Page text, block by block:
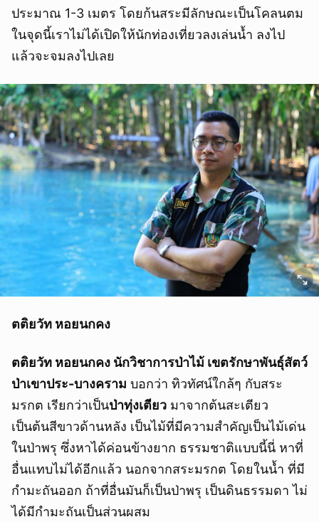
ประมาณ 1-3 เมตร โดยก้นสระมีลักษณะเป็นโคลนตม
ในจุดนี้เราไม่ได้เปิดให้นักท่องเที่ยวลงเล่นน้ำ ลงไป
แล้วจะจมลงไปเลย
ตติยวัท หอยนกคง
ตติยวัท หอยนกคง นักวิชาการป่าไม้ เขตรักษาพันธุ์สัตว์
ป่าเขาประ-บางคราม บอกว่า ทิวทัศน์ใกล้ๆ กับสระ
มรกต เรียกว่าเป็นป่าทุ่งเตียว มาจากต้นสะเตียว
เป็นต้นสีขาวด้านหลัง เป็นไม้ที่มีความสำคัญเป็นไม้เด่น
ในป่าพรุ ซึ่งหาได้ค่อนข้างยาก ธรรมชาติแบบนี้นี่ หาที่
อื่นแทบไม่ได้อีกแล้ว นอกจากสระมรกต โดยในน้ำ ที่มี
กำมะถันออก ถ้าที่อื่นมันก็เป็นป่าพรุ เป็นดินธรรมดา ไม่
ได้มีกำมะถันเป็นส่วนผสม